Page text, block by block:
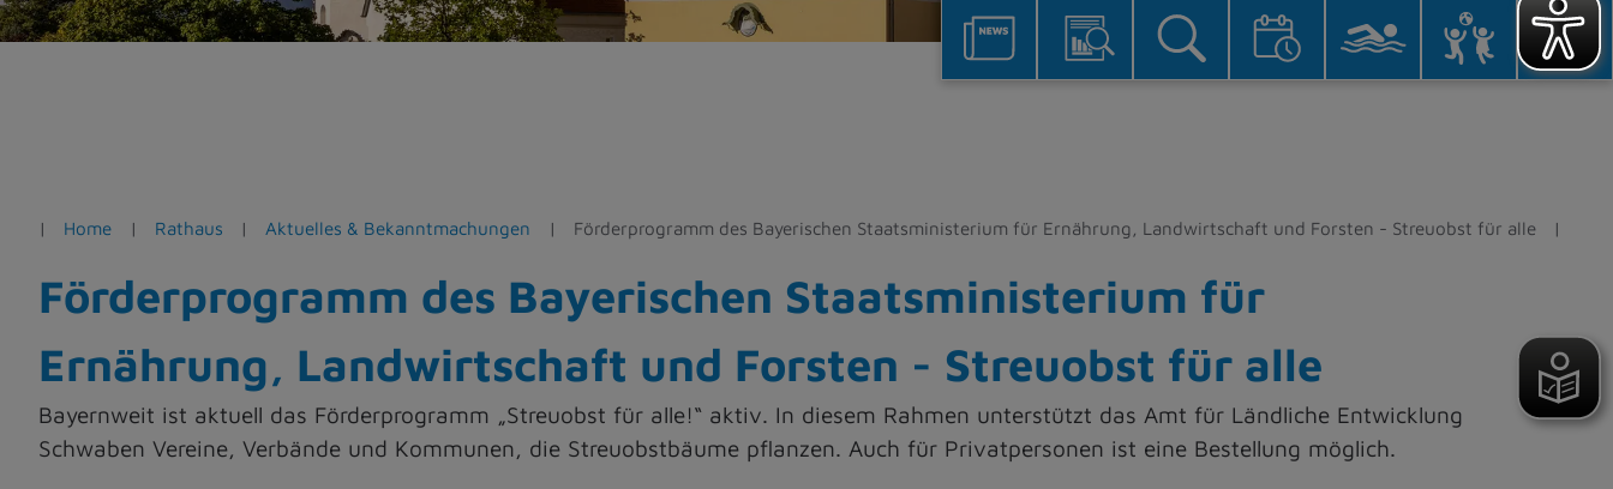
e
n
Home Rathaus Aktuelles & Bekanntmachungen Förderprogramm des Bayerischen Staatsministerium für Ernährung, Landwirtschaft und Forsten - Streuobst für alle
Förderprogramm des Bayerischen Staatsministerium für
Ernährung, Landwirtschaft und Forsten - Streuobst für alle
Bayernweit ist aktuell das Förderprogramm „Streuobst für alle!“ aktiv. In diesem Rahmen unterstützt das Amt für Ländliche Entwicklung
Schwaben Vereine, Verbände und Kommunen, die Streuobstbäume pflanzen. Auch für Privatpersonen ist eine Bestellung möglich.